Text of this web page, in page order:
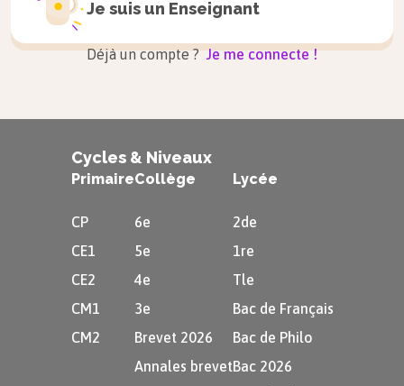
Exemple
$\rightarrow$La fleurgrandit
dans le pot.
Tayeb pousse
son caddie.
$\rightarrow$
Tayebdéplace
son caddie devant lui.
Ophélie
Yola à la faute.
$\rightarrow$
Ophélieentraîne
Yola à la faute.
Je suis un Enseignant
Déjà un compte ? Je me connecte !
Cycles & Niveaux
Primaire
CP
CE1
CE2
CM1
CM2
Collège
6e
5e
4e
3e
Brevet 2026
Annales brevet
Lycée
2de
1re
Tle
Bac de Français
Bac de Philo
Bac 2026